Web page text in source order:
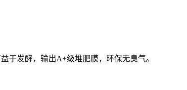
于发酵，输出A+级堆肥膜，环保无臭气。